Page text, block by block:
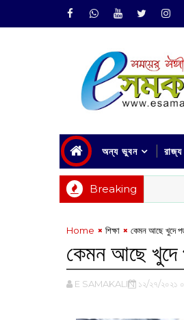
অন্য ভুবন রাজ্য
Breaking
Home শিক্ষা ‌কেমন আছে খুদে
‌কেমন আছে খুদে
E SAMAKALIN ১২/২৭/২০২১